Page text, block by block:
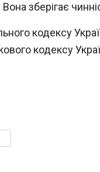
зберігає
кодексу
кодексу